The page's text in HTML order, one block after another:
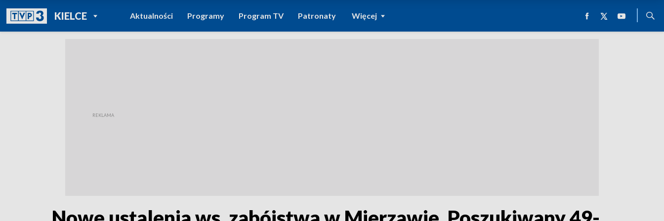
KIELCEPOWRÓT DO
TVP REGIONY
Aktualności Programy Program TV Patronaty Więcej